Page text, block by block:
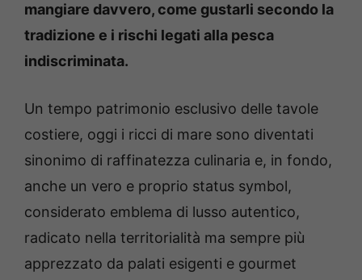
mangiare davvero, come gustarli secondo la
tradizione e i rischi legati alla pesca
indiscriminata.
Un tempo patrimonio esclusivo delle tavole
costiere, oggi i ricci di mare sono diventati
sinonimo di raffinatezza culinaria e, in fondo,
anche un vero e proprio status symbol,
considerato emblema di lusso autentico,
radicato nella territorialità ma sempre più
apprezzato da palati esigenti e gourmet